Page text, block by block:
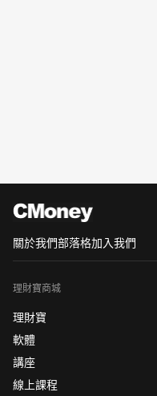
關於我們部落格加入我們
理財寶商城
理財寶
軟體
講座
線上課程